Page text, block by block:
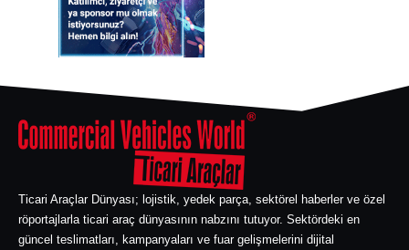
Ticari Araçlar Dünyası; lojistik, yedek parça, sektörel haberler ve özel
röportajlarla ticari araç dünyasının nabzını tutuyor. Sektördeki en
güncel teslimatları, kampanyaları ve fuar gelişmelerini dijital